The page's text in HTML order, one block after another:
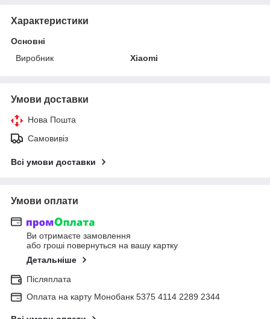
Характеристики
Основні
Виробник
Xiaomi
Умови доставки
Нова Пошта
Самовивіз
Всі умови доставки
Умови оплати
Ви отримаєте замовлення
або гроші повернуться на вашу картку
Детальніше
Післяплата
Оплата на карту Монобанк 5375 4114 2289 2344